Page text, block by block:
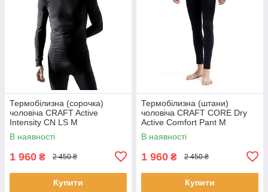
Термобілизна (сорочка)
чоловіча CRAFT Active
Intensity CN LS M
В наявності
1 960 ₴ 2 450 ₴
Купити
Термобілизна (штани)
чоловіча CRAFT CORE Dry
Active Comfort Pant M
В наявності
1 960 ₴ 2 450 ₴
Купити